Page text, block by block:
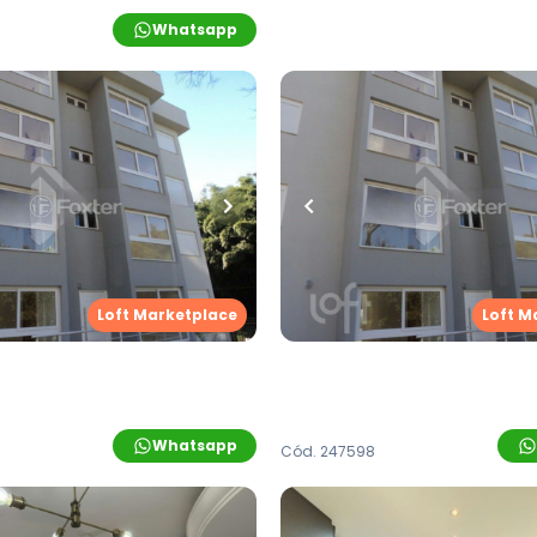
Whatsapp
Loft Marketplace
1banheiro•
• Empreendimento
601 - Novo
RS
Pedroso,Vila Nova,Novo
Whatsapp
Loft
R$ 385.000,00
quartos 1
Apartamento •
Santos Pedroso, 601 -
Hamburgo/RS
Rua Santos Pedroso,Vila
Hamburgo
Cód. 247598
R$399.000,00